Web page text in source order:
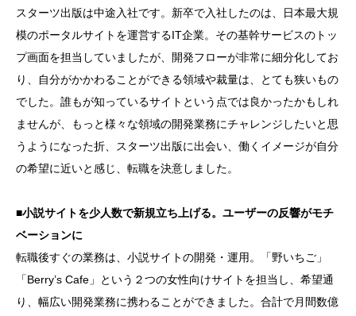
スターツ出版は中途入社です。新卒で入社したのは、日本最大規
模のポータルサイトを運営するIT企業。その基幹サービスのトッ
プ画面を担当していましたが、開発フローが非常に細分化してお
り、自分がかかわることができる領域や裁量は、とても狭いもの
でした。誰もが知っているサイトという点では良かったかもしれ
ませんが、もっと様々な領域の開発業務にチャレンジしたいと思
うようになった折、スターツ出版に出会い、働くイメージが自分
の希望に近いと感じ、転職を決意しました。
■小説サイトを少人数で新規立ち上げる。ユーザーの反響がモチ
ベーションに
転職後すぐの業務は、小説サイトの開発・運用。「野いちご」
「Berry’s Cafe」という２つの女性向けサイトを担当し、希望通
り、幅広い開発業務に携わることができました。合計で月間数億